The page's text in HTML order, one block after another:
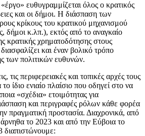
ευθυγραμμίζεται όλος ο κρατικός
και οι δήμοι. Η διάσπαση των
κρίκους του κρατικού μηχανισμού
δήμοι κ.λπ.), εκτός από το αναγκαίο
κρατικής χρηματοδότησης στους
και έναν βολικό τρόπο
των πολιτικών ευθυνών.
τις περιφερειακές και τοπικές αρχές τους
ίδιο ενιαίο πλαίσιο που οδηγεί στο να
«σχέδια» ετοιμότητας για
και περιγραφές ρόλων κάθε φορέα
πραγματική προστασία. Διαχρονικά, από
το 2023 και από την Εύβοια το